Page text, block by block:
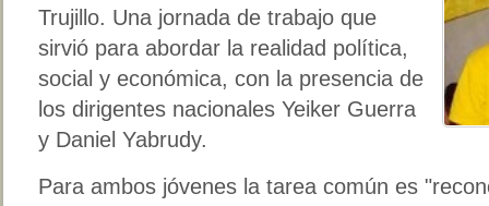
Trujillo. Una jornada de trabajo que
sirvió para abordar la realidad política,
social y económica, con la presencia de
los dirigentes nacionales Yeiker Guerra
y Daniel Yabrudy.
Para ambos jóvenes la tarea común es